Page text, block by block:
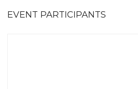
EVENT PARTICIPANTS